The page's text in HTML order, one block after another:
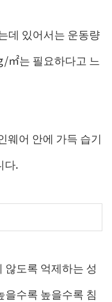
데 있어서는 운동량
㎡는 필요하다고 느
웨어 안에 가득 습기
다.
않도록 억제하는 성
을수록 높을수록 침